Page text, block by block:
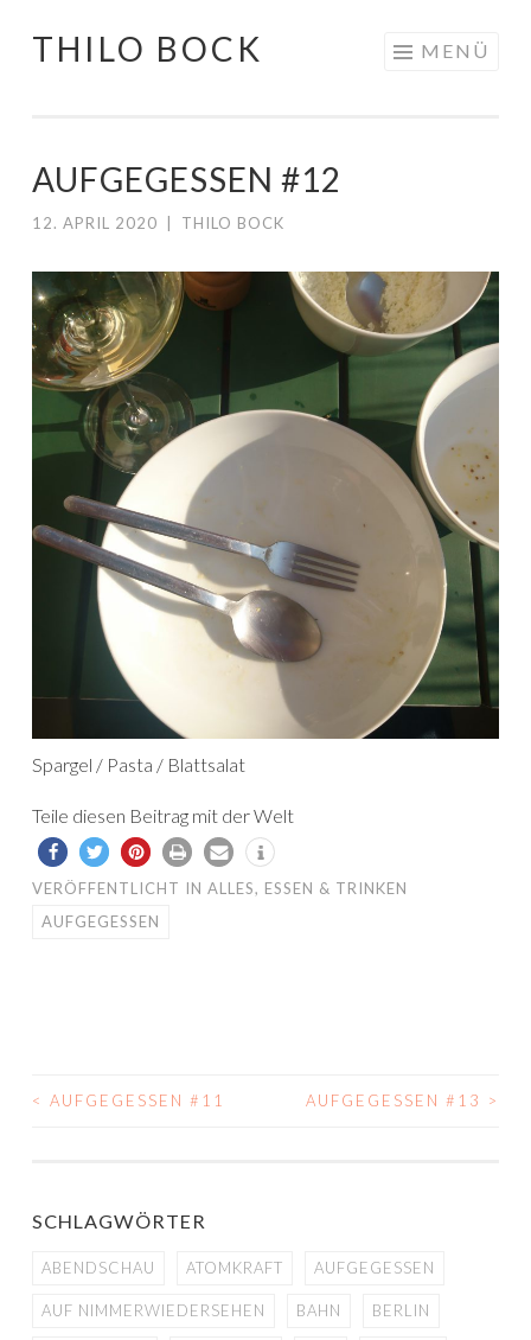
Springe
THILO BOCK MENÜ
AUFGEGESSEN #12
12. APRIL 2020 THILO BOCK
Spargel / Pasta / Blattsalat
Teile diesen Beitrag mit der Welt
VERÖFFENTLICHT IN ALLES, ESSEN & TRINKEN
AUFGEGESSEN
BEITRAGS-
< AUFGEGESSEN #11 AUFGEGESSEN #13 >
SCHLAGWÖRTER
ABENDSCHAU ATOMKRAFT AUFGEGESSEN
AUF NIMMERWIEDERSEHEN BAHN BERLIN